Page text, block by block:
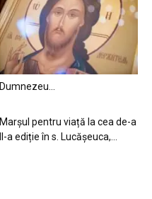
Dumnezeu…
Marșul pentru viață la cea de-a
II-a ediție în s. Lucășeuca,...